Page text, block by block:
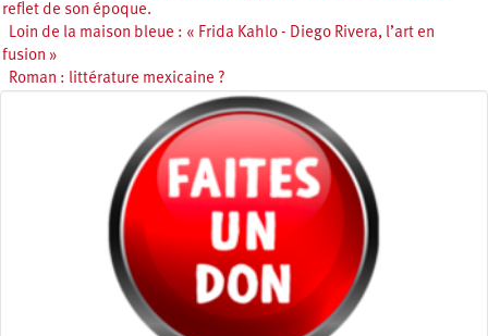
reflet de son époque.
Loin de la maison bleue : « Frida Kahlo - Diego Rivera, l’art en
fusion »
Roman : littérature mexicaine ?